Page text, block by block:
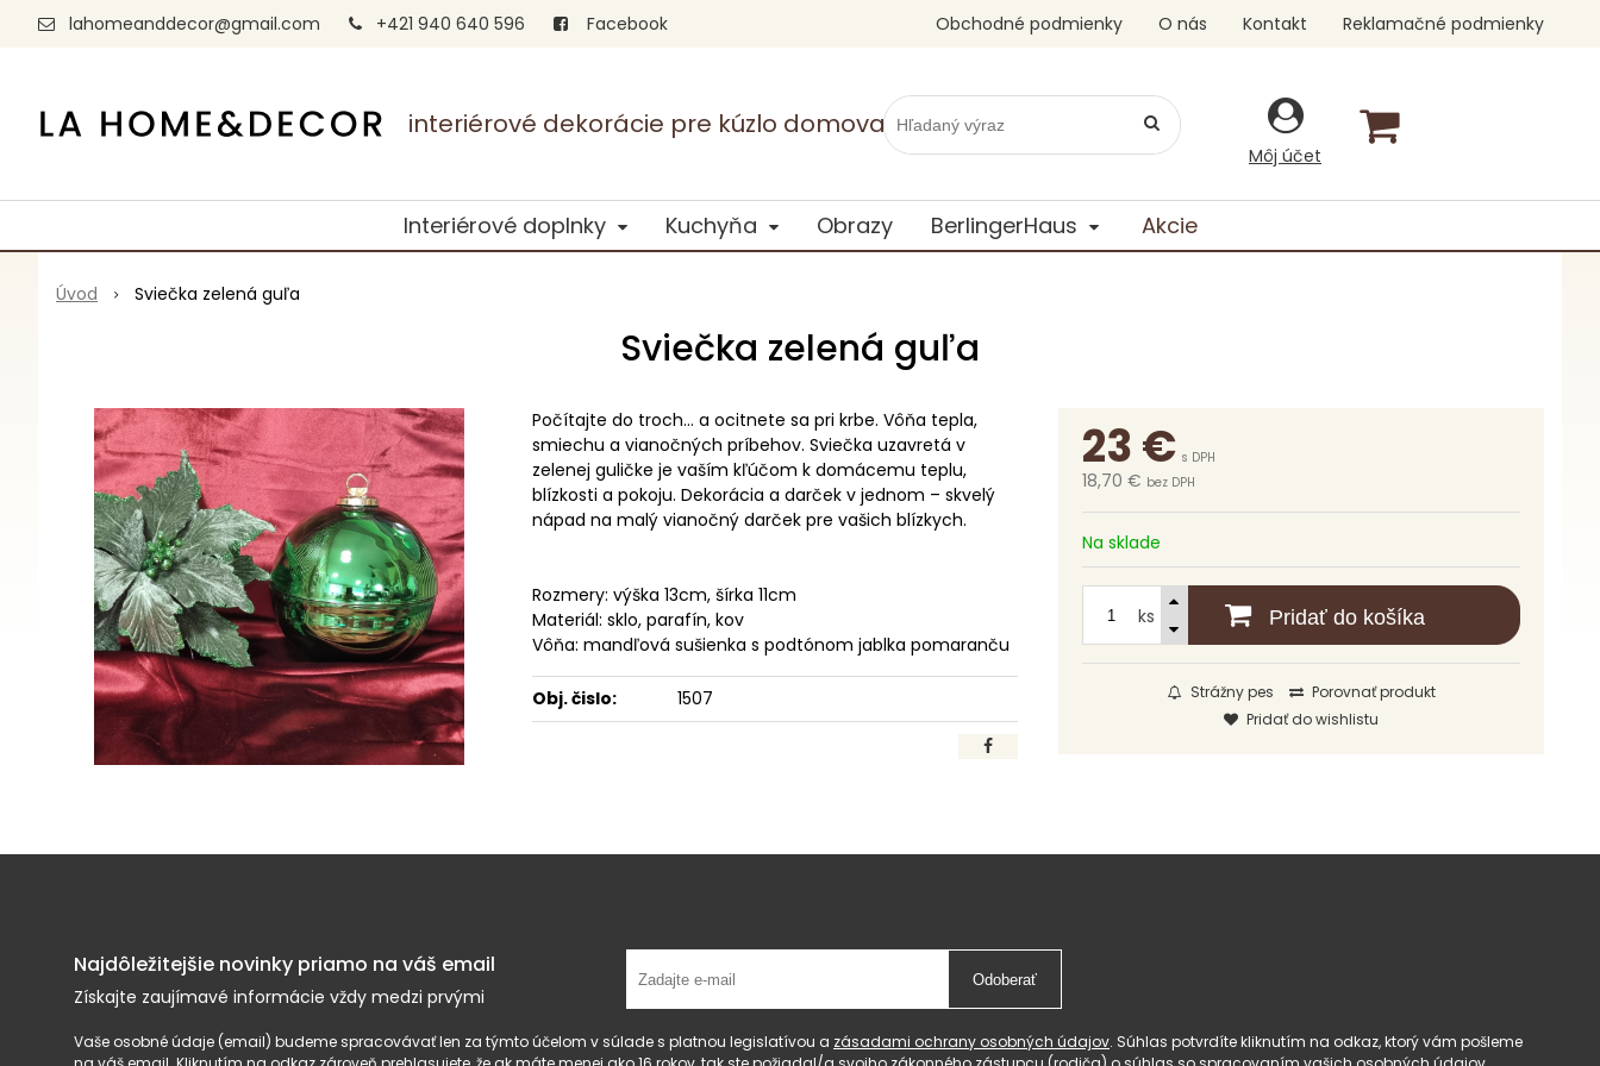
interiérové dekorácie pre kúzlo domova
lahomeanddecor@gmail.com +421 940 640 596 Facebook
Môj účet
Obchodné podmienky O nás Kontakt Reklamačné podmienky
Interiérové doplnky Kuchyňa Obrazy BerlingerHaus Akcie
Úvod Sviečka zelená guľa
Sviečka zelená guľa
23€ s DPH
18,70 € bez DPH
Na sklade
ks Pridať do košíka
Strážny pes
Porovnať produkt
Pridať do wishlistu
Počítajte do troch... a ocitnete sa pri krbe. Vôňa tepla,
smiechu a vianočných príbehov. Sviečka uzavretá v
zelenej guličke je vaším kľúčom k domácemu teplu,
blízkosti a pokoju. Dekorácia a darček v jednom – skvelý
nápad na malý vianočný darček pre vašich blízkych.
Rozmery: výška 13cm, šírka 11cm
Materiál: sklo, parafín, kov
Vôňa: mandľová sušienka s podtónom jablka pomaranču
Obj. čislo: 1507
Najdôležitejšie novinky priamo na váš email
Získajte zaujímavé informácie vždy medzi prvými
Odoberať
Vaše osobné údaje (email) budeme spracovávať len za týmto účelom v súlade s platnou legislatívou a zásadami ochrany osobných údajov. Súhlas potvrdíte kliknutím na odkaz, ktorý vám pošleme